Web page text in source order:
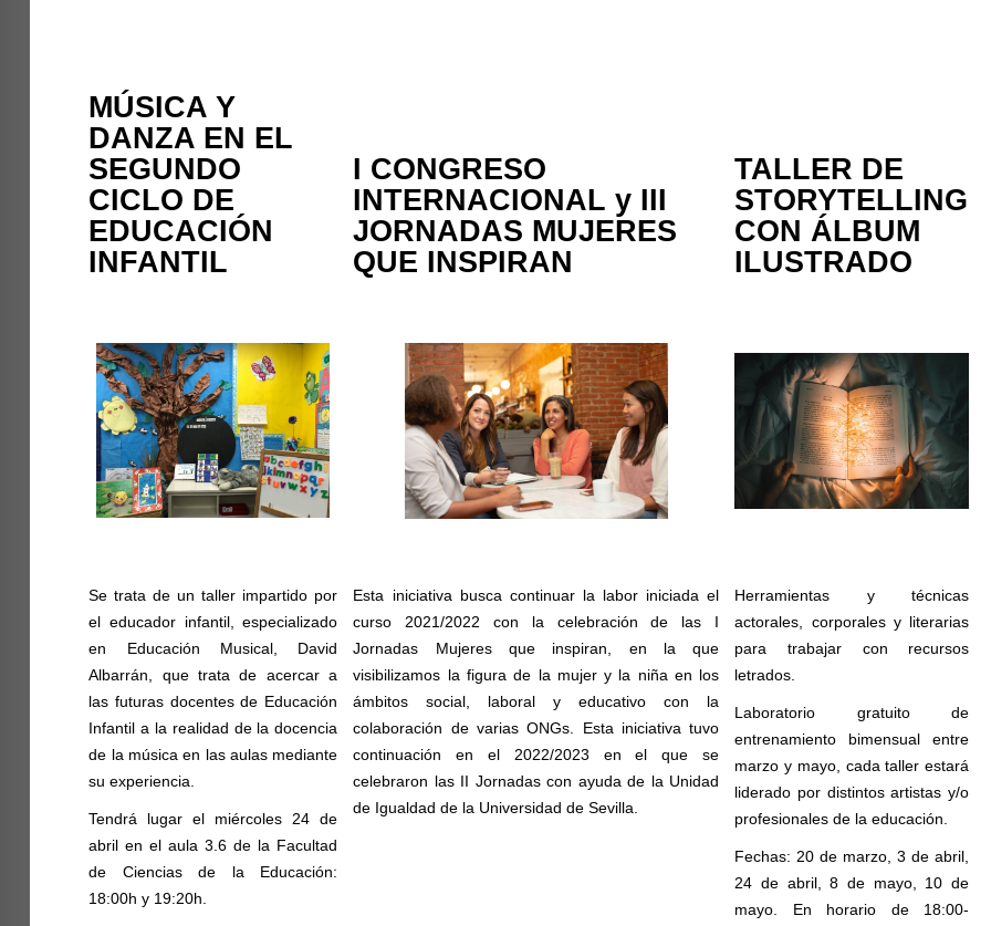
MÚSICA Y
DANZA EN EL
SEGUNDO
CICLO DE
EDUCACIÓN
INFANTIL
I CONGRESO
INTERNACIONAL y III
JORNADAS MUJERES
QUE INSPIRAN
TALLER DE
STORYTELLING
CON ÁLBUM
ILUSTRADO
Se trata de un taller impartido por
el educador infantil, especializado
en Educación Musical, David
Albarrán, que trata de acercar a
las futuras docentes de Educación
Infantil a la realidad de la docencia
de la música en las aulas mediante
su experiencia.
Tendrá lugar el miércoles 24 de
abril en el aula 3.6 de la Facultad
de Ciencias de la Educación:
18:00h y 19:20h.
Esta iniciativa busca continuar la labor iniciada el
curso 2021/2022 con la celebración de las I
Jornadas Mujeres que inspiran, en la que
visibilizamos la figura de la mujer y la niña en los
ámbitos social, laboral y educativo con la
colaboración de variasONGs . Esta iniciativa tuvo
continuación en el 2022/2023 en el que se
celebraron las II Jornadas con ayuda de la Unidad
de Igualdad de la Universidad de Sevilla.
Herramientas y técnicas
actorales, corporales y literarias
para trabajar con recursos
letrados.
Laboratorio gratuito de
entrenamiento bimensual entre
marzo y mayo, cada taller estará
liderado por distintos artistas y/o
profesionales de la educación.
Fechas: 20 de marzo, 3 de abril,
24 de abril, 8 de mayo, 10 de
mayo. En horario de 18:00-